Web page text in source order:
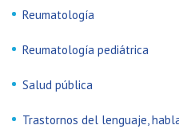
Reumatología
Reumatología pediátrica
Salud pública
Trastornos del lenguaje,